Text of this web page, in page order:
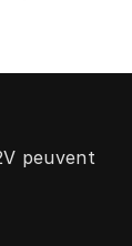
peuvent